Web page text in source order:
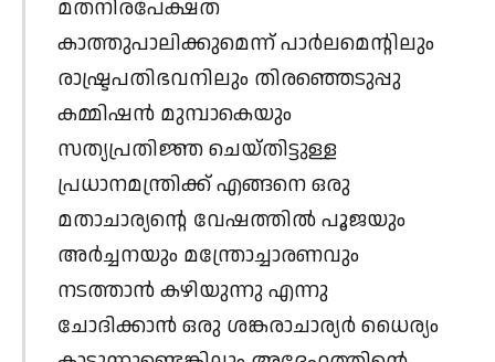
മതനിരപേക്ഷത
കാത്തുപാലിക്കുമെന്ന് പാര്‍ലമെന്റിലും
രാഷ്ട്രപതിഭവനിലും തിരഞ്ഞെടുപ്പു
കമ്മിഷന്‍ മുമ്പാകെയും
സത്യപ്രതിജ്ഞ ചെയ്തിട്ടുള്ള
പ്രധാനമന്ത്രിക്ക് എങ്ങനെ ഒരു
മതാചാര്യന്റെ വേഷത്തില്‍ പൂജയും
അര്‍ച്ചനയും മന്ത്രോച്ചാരണവും
നടത്താന്‍ കഴിയുന്നു എന്നു
ചോദിക്കാന്‍ ഒരു ശങ്കരാചാര്യര്‍ ധൈര്യം